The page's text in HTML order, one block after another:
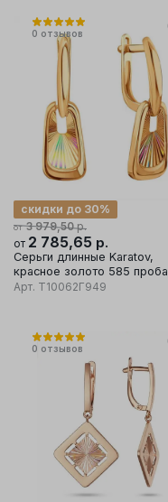
0 отзывов
от 3 979,50р.
скидки до 30%
от 2 785,65 р.
Серьги длинные Karatov,
красное золото 585 проба
Арт. Т10062Г949
0 отзывов